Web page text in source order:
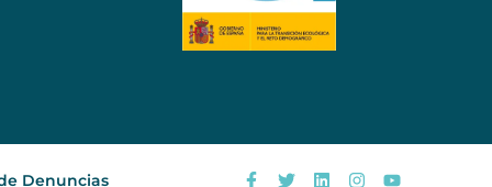
Denuncias